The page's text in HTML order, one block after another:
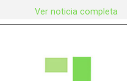
Ver noticia completa